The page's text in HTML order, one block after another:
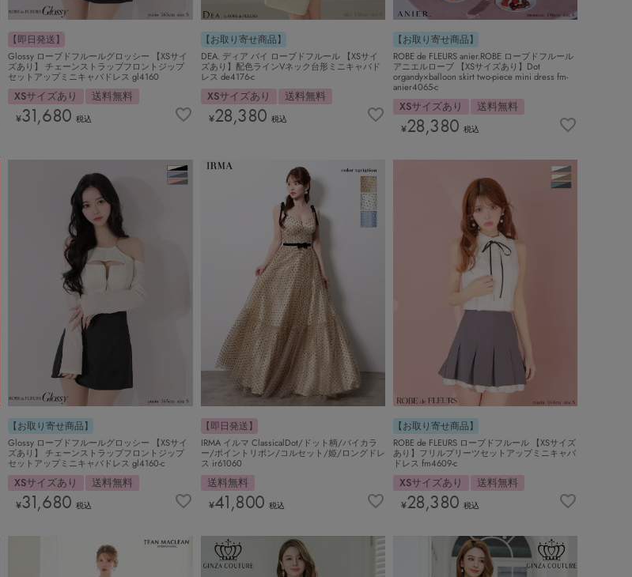
【即日発送】
Glossy ローブドフルールグロッシー 【XSサイ
ズあり】 チェーンストラップフロントジップ
セットアップミニキャバドレス gl4160
XSサイズあり 送料無料
¥31,680 税込
【お取り寄せ商品】
DEA. ディア バイ ローブドフルール 【XSサイ
ズあり】配色ラインVネック台形ミニキャバド
レス de4176-c
XSサイズあり 送料無料
¥28,380 税込
【お取り寄せ商品】
ROBE de FLEURS anier.ROBE ローブドフルール
アニエルローブ 【XSサイズあり】Dot
organdy×balloon skirt two-piece mini dress fm-
anier4065-c
XSサイズあり 送料無料
¥28,380 税込
【お取り寄せ商品】
Glossy ローブドフルールグロッシー 【XSサイ
ズあり】 チェーンストラップフロントジップ
セットアップミニキャバドレス gl4160-c
XSサイズあり 送料無料
¥31,680 税込
【即日発送】
IRMA イルマ ClassicalDot/ドット柄/バイカラ
ー/ポイントリボン/コルセット/姫/ロングドレ
ス ir61060
送料無料
¥41,800 税込
【お取り寄せ商品】
ROBE de FLEURS ローブドフルール 【XSサイズ
あり】フリルプリーツセットアップミニキャバ
ドレス fm4609-c
XSサイズあり 送料無料
¥28,380 税込